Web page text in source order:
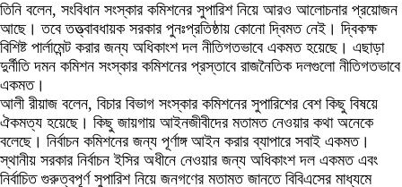
তিনি বলেন, সংবিধান সংস্কার কমিশনের সুপারিশ নিয়ে আরও আলোচনার প্রয়োজন
আছে। তবে তত্ত্বাবধায়ক সরকার পুনঃপ্রতিষ্ঠায় কোনো দ্বিমত নেই। দ্বিকক্ষ
বিশিষ্ট পার্লামেন্ট করার জন্য অধিকাংশ দল নীতিগতভাবে একমত হয়েছে। এছাড়া
দুর্নীতি দমন কমিশন সংস্কার কমিশনের প্রস্তাবে রাজনৈতিক দলগুলো নীতিগতভাবে
একমত।
আলী রীয়াজ বলেন, বিচার বিভাগ সংস্কার কমিশনের সুপারিশের বেশ কিছু বিষয়ে
ঐকমত্য হয়েছে। কিছু জায়গায় আইনজীবীদের মতামত নেওয়ার কথা অনেকে
বলেছে। নির্বাচন কমিশনের জন্য পূর্ণাঙ্গ আইন করার ব্যাপারে সবাই একমত।
স্থানীয় সরকার নির্বাচন ইসির অধীনে নেওয়ার জন্য অধিকাংশ দল একমত এবং
নির্বাচিত গুরুত্বপূর্ণ সুপারিশ নিয়ে জনগণের মতামত জানতে বিবিএসের মাধ্যমে